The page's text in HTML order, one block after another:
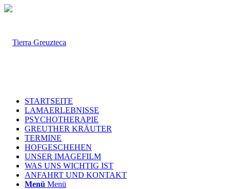
STARTSEITE
LAMAERLEBNISSE
PSYCHOTHERAPIE
GREUTHER KRÄUTER
TERMINE
HOFGESCHEHEN
UNSER IMAGEFILM
WAS UNS WICHTIG IST
ANFAHRT UND KONTAKT
Menü Menü